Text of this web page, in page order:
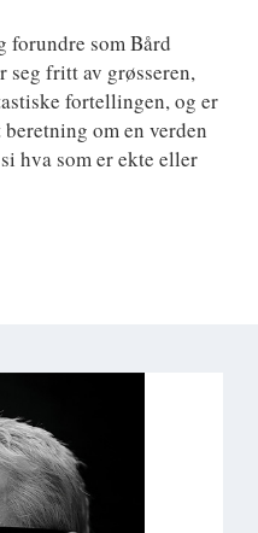
forundre som Bård
seg fritt av grøsseren,
fortellingen, og er
om en verden
hva som er ekte eller